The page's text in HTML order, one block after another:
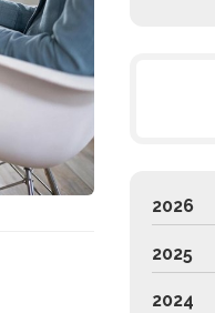
2026
2025
2024